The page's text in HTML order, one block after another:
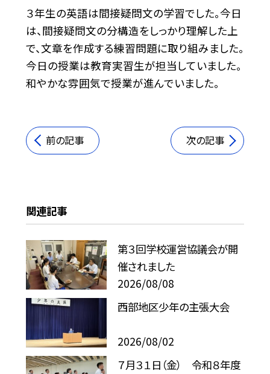
３年生の英語は間接疑問文の学習でした。今日
は、間接疑問文の分構造をしっかり理解した上
で、文章を作成する練習問題に取り組みました。
今日の授業は教育実習生が担当していました。
和やかな雰囲気で授業が進んでいました。
前の記事 次の記事
関連記事
第３回学校運営協議会が開
催されました
2026/08/08
西部地区少年の主張大会
2026/08/02
７月３１日（金） 令和８年度